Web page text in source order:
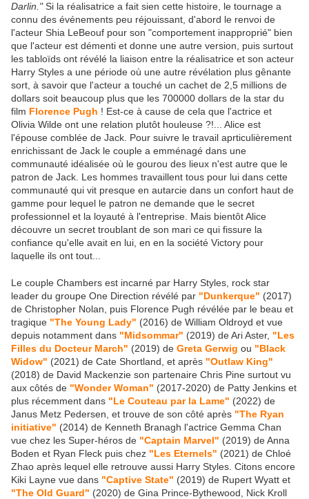
Darlin."Si la réalisatrice a fait sien cette histoire, le tournage a
connu des événements peu réjouissant, d'abord le renvoi de
l'acteur Shia LeBeouf pour son "comportement inapproprié" bien
que l'acteur est démenti et donne une autre version, puis surtout
les tabloïds ont révélé la liaison entre la réalisatrice et son acteur
Harry Styles a une période où une autre révélation plus gênante
sort, à savoir que l'acteur a touché un cachet de 2,5 millions de
dollars soit beaucoup plus que les 700000 dollars de la star du
film Florence Pugh ! Est-ce à cause de cela que l'actrice et
Olivia Wilde ont une relation plutôt houleuse ?!... Alice est
l'épouse comblée de Jack. Pour suivre le travail aprticulièrement
enrichissant de Jack le couple a emménagé dans une
communauté idéalisée où le gourou des lieux n'est autre que le
patron de Jack. Les hommes travaillent tous pour lui dans cette
communauté qui vit presque en autarcie dans un confort haut de
gamme pour lequel le patron ne demande que le secret
professionnel et la loyauté à l'entreprise. Mais bientôt Alice
découvre un secret troublant de son mari ce qui fissure la
confiance qu'elle avait en lui, en en la société Victory pour
laquelle ils ont tout...
Le couple Chambers est incarné par Harry Styles, rock star
leader du groupe One Direction révélé par "Dunkerque" (2017)
de Christopher Nolan, puis Florence Pugh révélée par le beau et
tragique "The Young Lady" (2016) de William Oldroyd et vue
depuis notamment dans "Midsommar" (2019) de Ari Aster, "Les
Filles du Docteur March" (2019) de Greta Gerwig ou "Black
Widow" (2021) de Cate Shortland, et après "Outlaw King"
(2018) de David Mackenzie son partenaire Chris Pine surtout vu
aux côtés de "Wonder Woman" (2017-2020) de Patty Jenkins et
plus récemment dans "Le Couteau par la Lame" (2022) de
Janus Metz Pedersen, et trouve de son côté après "The Ryan
initiative" (2014) de Kenneth Branagh l'actrice Gemma Chan
vue chez les Super-héros de "Captain Marvel" (2019) de Anna
Boden et Ryan Fleck puis chez "Les Eternels" (2021) de Chloé
Zhao après lequel elle retrouve aussi Harry Styles. Citons encore
Kiki Layne vue dans "Captive State" (2019) de Rupert Wyatt et
"The Old Guard" (2020) de Gina Prince-Bythewood, Nick Kroll